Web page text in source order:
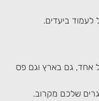
ביעדים.
אחד, גם בארץ וגם פס
שלכם מקרוב.